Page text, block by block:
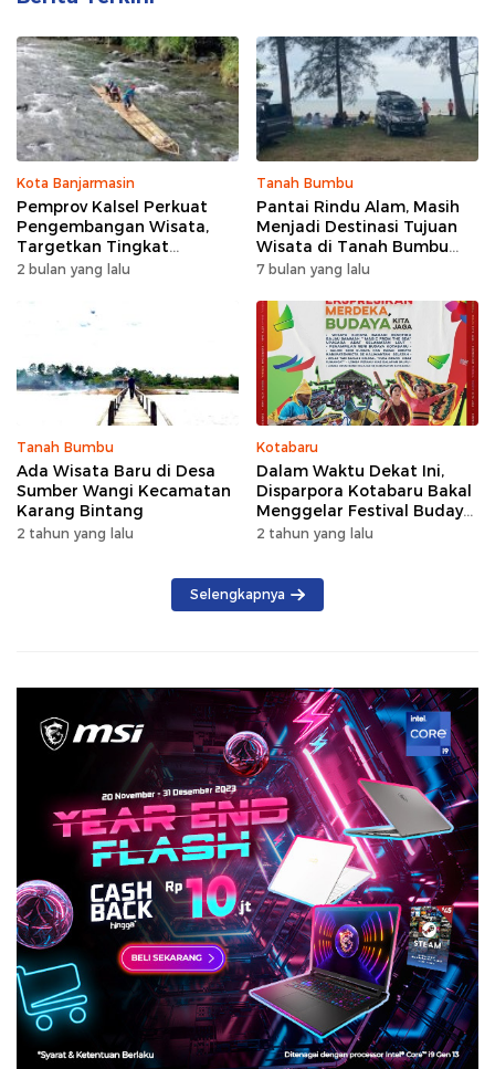
Kota Banjarmasin
Pemprov Kalsel Perkuat
Pengembangan Wisata,
Targetkan Tingkat
Kunjungan Naik 5 Persen di
2 bulan yang lalu
Tanah Bumbu
Pantai Rindu Alam, Masih
Menjadi Destinasi Tujuan
Wisata di Tanah Bumbu
dengan Rindangnya Pohon
7 bulan yang lalu
Tanah Bumbu
Ada Wisata Baru di Desa
Sumber Wangi Kecamatan
Karang Bintang
2 tahun yang lalu
Kotabaru
Dalam Waktu Dekat Ini,
Disparpora Kotabaru Bakal
Menggelar Festival Budaya
Saijaan 2024
2 tahun yang lalu
Selengkapnya